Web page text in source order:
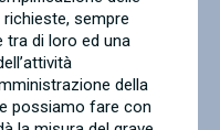
sempre
di loro ed una
della
possiamo fare con